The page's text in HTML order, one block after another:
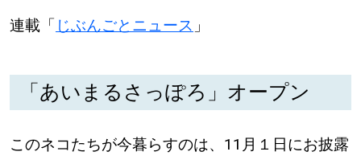
北海道で暮らす、あなたとつくる、
明日への”きっかけ”WEBマガジン
連載「 じぶんごとニュース 」
「あいまるさっぽろ」オープン
このネコたちが今暮らすのは、11月１日にお披露